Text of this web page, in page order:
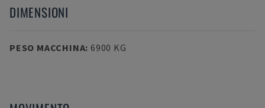
DIMENSIONI
PESO MACCHINA: 6900 KG